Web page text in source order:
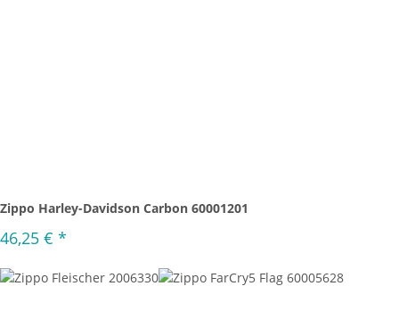
Zippo Harley-Davidson Carbon 60001201
46,25 € *